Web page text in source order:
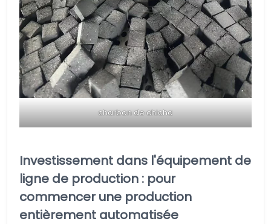
charbon de chicha
Investissement dans l'équipement de
ligne de production : pour
commencer une production
entièrement automatisée